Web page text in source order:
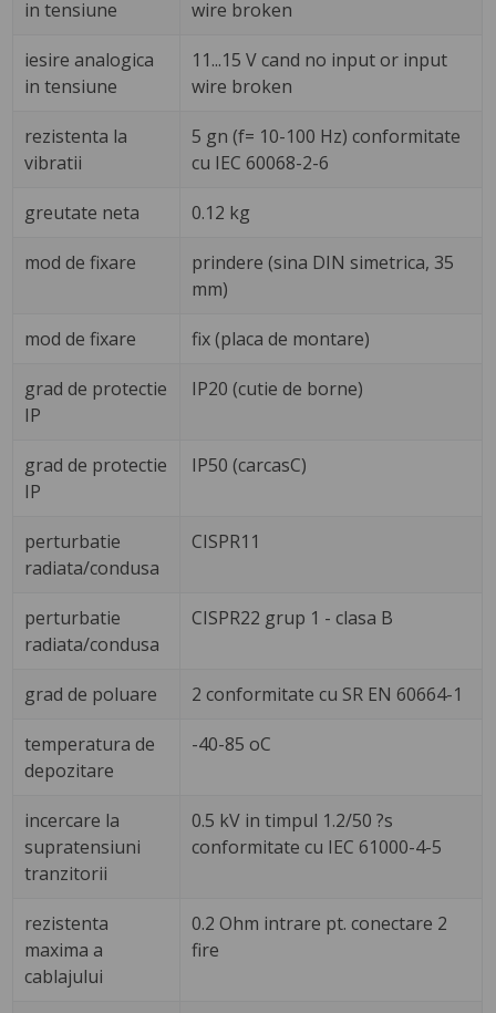
in tensiune wire broken
iesire analogica
in tensiune
11...15 V cand no input or input
wire broken
rezistenta la
vibratii
5 gn (f= 10-100 Hz) conformitate
cu IEC 60068-2-6
greutate neta 0.12 kg
mod de fixare
prindere (sina DIN simetrica, 35
mm)
mod de fixare fix (placa de montare)
grad de protectie
IP
IP20 (cutie de borne)
grad de protectie
IP
IP50 (carcasC)
perturbatie
radiata/condusa
CISPR11
perturbatie
radiata/condusa
CISPR22 grup 1 - clasa B
grad de poluare 2 conformitate cu SR EN 60664-1
temperatura de
depozitare
-40-85 oC
incercare la
supratensiuni
tranzitorii
0.5 kV in timpul 1.2/50 ?s
conformitate cu IEC 61000-4-5
rezistenta
maxima a
cablajului
0.2 Ohm intrare pt. conectare 2
fire